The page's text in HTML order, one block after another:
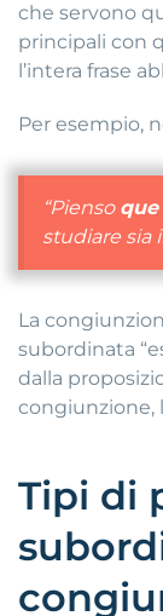
che servono
principali con
l’intera frase
Per esempio,
“Pienso que
studiare sia
La
subordinata
dalla
congiunzione,
Tipi di